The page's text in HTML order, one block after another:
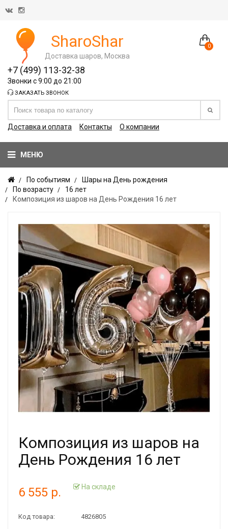
0
SharoShar
Доставка шаров, Москва
+7 (499) 113-32-38
Звонки с 9:00 до 21:00
ЗАКАЗАТЬ ЗВОНОК
Доставка и оплата Контакты О компании
МЕНЮ
По событиям
Шары на День рождения
По возрасту
16 лет
Композиция из шаров на День Рождения 16 лет
Композиция из шаров на
День Рождения 16 лет
6 555 р. На складе
Код товара: 4826805